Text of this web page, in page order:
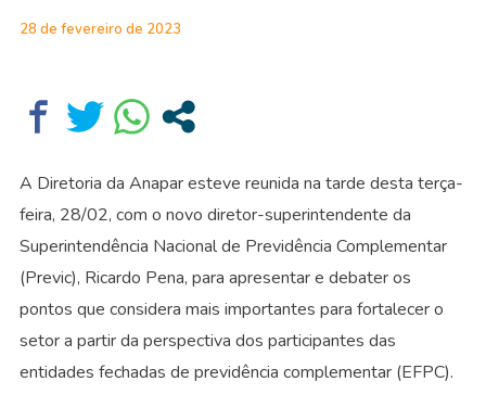
28 de fevereiro de 2023
A Diretoria da Anapar esteve reunida na tarde desta terça-
feira, 28/02, com o novo diretor-superintendente da
Superintendência Nacional de Previdência Complementar
(Previc), Ricardo Pena, para apresentar e debater os
pontos que considera mais importantes para fortalecer o
setor a partir da perspectiva dos participantes das
entidades fechadas de previdência complementar (EFPC).